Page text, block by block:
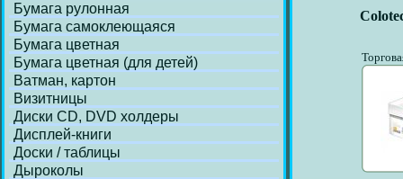
Бумага рулонная
Бумага самоклеющаяся
Бумага цветная
Бумага цветная (для детей)
Ватман, картон
Визитницы
Диски СD, DVD холдеры
Дисплей-книги
Доски / таблицы
Дыроколы